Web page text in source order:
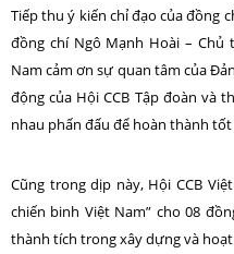
Tiếp thu ý kiến chỉ đạo của đồng
đồng chí Ngô Mạnh Hoài – Chủ
Nam cảm ơn sự quan tâm của
động của Hội CCB Tập đoàn và
nhau phấn đấu để hoàn thành
Cũng trong dịp này, Hội CCB
chiến binh Việt Nam” cho 08
thành tích trong xây dựng và